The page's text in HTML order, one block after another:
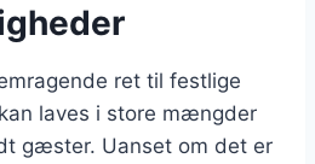
ret til festlige
laves i store mængder
gæster. Uanset om det er